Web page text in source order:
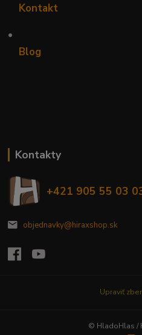
Kontakt
•
Blog
Kontakty
+421 905 55 03
objednavky@hiraxshop.sk
Upraviť
© HladoHlas /